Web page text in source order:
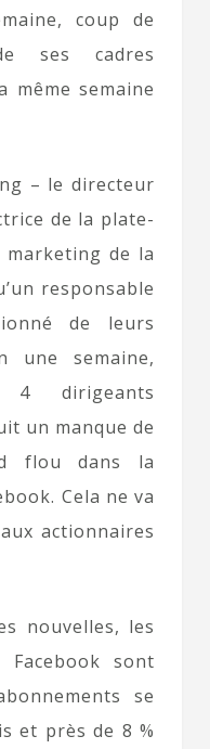
coup de
ses cadres
même semaine
– le directeur
de la plate-
de la
responsable
de leurs
une semaine,
dirigeants
un manque de
flou dans la
Cela ne va
actionnaires
nouvelles, les
sont
se
et près de 8 %